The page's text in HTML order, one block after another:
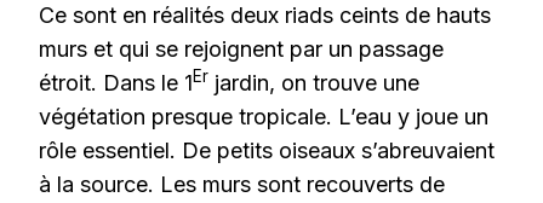
Ce sont en réalités deux riads ceints de hauts
murs et qui se rejoignent par un passage
étroit. Dans le 1Er jardin, on trouve une
végétation presque tropicale. L’eau y joue un
rôle essentiel. De petits oiseaux s’abreuvaient
à la source. Les murs sont recouverts de